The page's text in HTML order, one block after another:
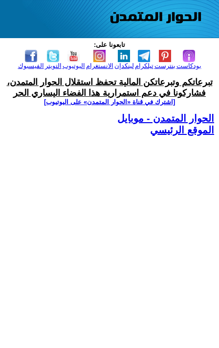
تابعونا على:
الفيسبوك التويتر اليوتيوب الانستغرام لينكدإن تيلكرامبنترست بودكاست
تبرعاتكم وتبرعاتكن المالية تحفظ استقلال الحوار المتمدن،
فشاركونا في دعم استمرارية هذا الفضاء اليساري الحر
[اشترك في قناة ‫«الحوار المتمدن» على اليوتيوب]
الحوار المتمدن - موبايل
الموقع الرئيسي